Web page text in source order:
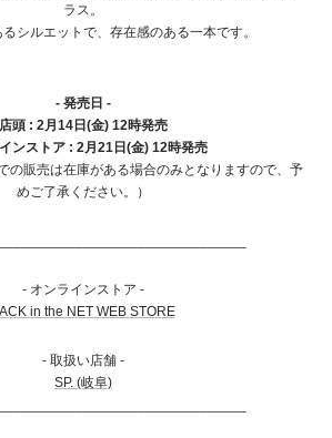
ラス。
シルエットで、存在感のある一本です。
- 発売日 -
店頭 : 2月14日(金) 12時発売
ンストア : 2月21日(金) 12時発売
の販売は在庫がある場合のみとなりますので、予
めご了承ください。）
- オンラインストア -
in the NET WEB STORE
- 取扱い店舗 -
SP. (岐阜)